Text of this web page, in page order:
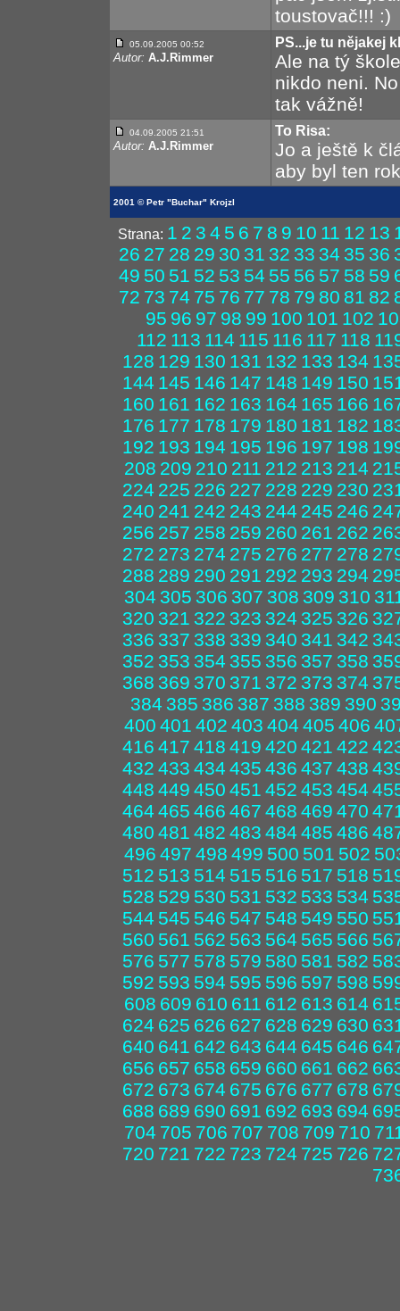
toustovač!!! :)
05.09.2005 00:52
Autor: A.J.Rimmer
PS...je tu nějakej
Ale na tý
nikdo neni.
tak vážně!
04.09.2005 21:51
Autor: A.J.Rimmer
To Risa:
Jo a ještě k
aby byl ten
2001 © Petr "Buchar" Krojzl
Strana: 1 2 3 4 5 6 7 8 9 10 11 12 13
26 27 28 29 30 31 32 33 34 35 36
49 50 51 52 53 54 55 56 57 58 59
72 73 74 75 76 77 78 79 80 81 82
95 96 97 98 99 100 101 102
112 113 114 115 116 117 118
128 129 130 131 132 133 134
144 145 146 147 148 149 150
160 161 162 163 164 165 166
176 177 178 179 180 181 182
192 193 194 195 196 197 198
208 209 210 211 212 213 214
224 225 226 227 228 229 230
240 241 242 243 244 245 246
256 257 258 259 260 261 262
272 273 274 275 276 277 278
288 289 290 291 292 293 294
304 305 306 307 308 309 310
320 321 322 323 324 325 326
336 337 338 339 340 341 342
352 353 354 355 356 357 358
368 369 370 371 372 373 374
384 385 386 387 388 389 390
400 401 402 403 404 405 406
416 417 418 419 420 421 422
432 433 434 435 436 437 438
448 449 450 451 452 453 454
464 465 466 467 468 469 470
480 481 482 483 484 485 486
496 497 498 499 500 501 502
512 513 514 515 516 517 518
528 529 530 531 532 533 534
544 545 546 547 548 549 550
560 561 562 563 564 565 566
576 577 578 579 580 581 582
592 593 594 595 596 597 598
608 609 610 611 612 613 614
624 625 626 627 628 629 630
640 641 642 643 644 645 646
656 657 658 659 660 661 662
672 673 674 675 676 677 678
688 689 690 691 692 693 694
704 705 706 707 708 709 710
720 721 722 723 724 725 726